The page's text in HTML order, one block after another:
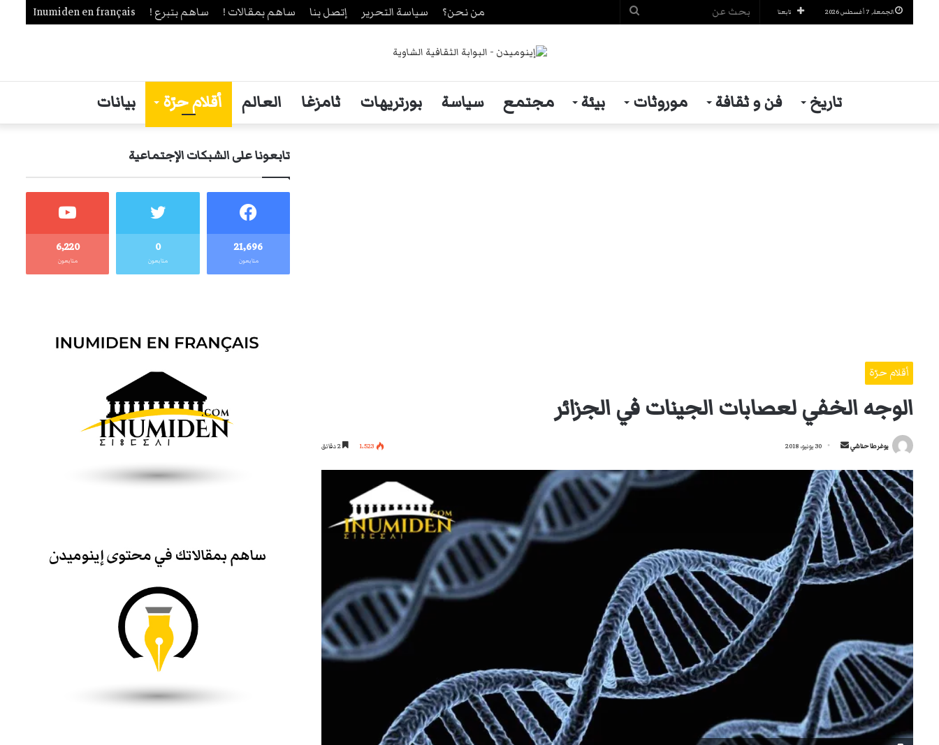
الجمعة, 7 أغسطس 2026
بحث
تابعنا من نحن؟ سياسة التحرير إتصل بنا ساهم بمقالات ! ساهم بتبرع ! Inumiden en français
تاريخ فن و ثقافة موروثات بيئة مجتمع سياسة بورتريهات ثامزغا العالم أقلام حرّة بيانات
أقلام حرّة
الوجه الخفي لعصابات الجينات في الجزائر
يوغرطا حناشي
أرسل
إلكترونيا
30 يونيو، 2018 1٬523 2 دقائق
تابعونا على الشبكات الإجتماعية
21٬696
متابعون
0
متابعون
6٬220
متابعون